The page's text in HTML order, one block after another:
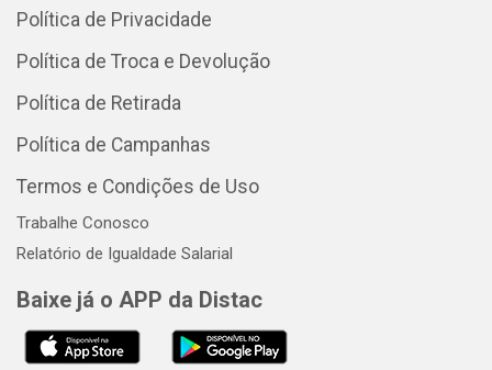
Política de Privacidade
Política de Troca e Devolução
Política de Retirada
Política de Campanhas
Termos e Condições de Uso
Trabalhe Conosco
Relatório de Igualdade Salarial
Baixe já o APP da Distac